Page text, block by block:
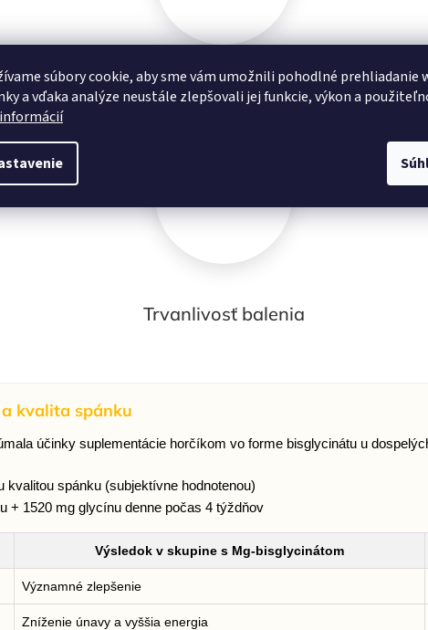
súbory cookie, aby sme vám umožnili pohodlné prehliadanie
a vďaka analýze neustále zlepšovali jej funkcie, výkon a
Obsah balenia
30 dni
Trvanlivosť balenia
kvalita spánku
účinky suplementácie horčíkom vo forme bisglycinátu u
spánku (subjektívne hodnotenou)
+ 1520 mg glycínu denne počas 4 týždňov
Výsledok v skupine s Mg-bisglycinátom
Významné zlepšenie
Zníženie únavy a vyššia energia